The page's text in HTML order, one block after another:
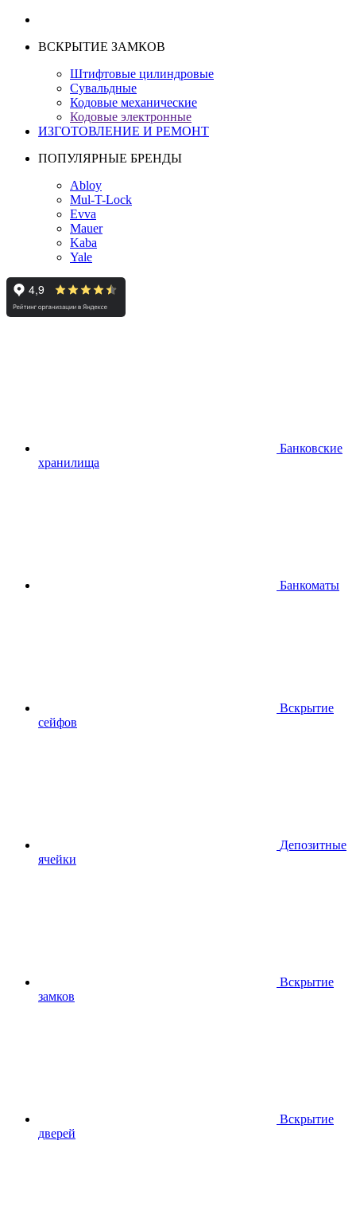
ВСКРЫТИЕ ЗАМКОВ
Штифтовые цилиндровые
Сувальдные
Кодовые механические
Кодовые электронные
ИЗГОТОВЛЕНИЕ И РЕМОНТ
ПОПУЛЯРНЫЕ БРЕНДЫ
Abloy
Mul-T-Lock
Evva
Mauer
Kaba
Yale
Банковские
хранилища
Банкоматы
Вскрытие
сейфов
Депозитные
ячейки
Вскрытие
замков
Вскрытие
дверей